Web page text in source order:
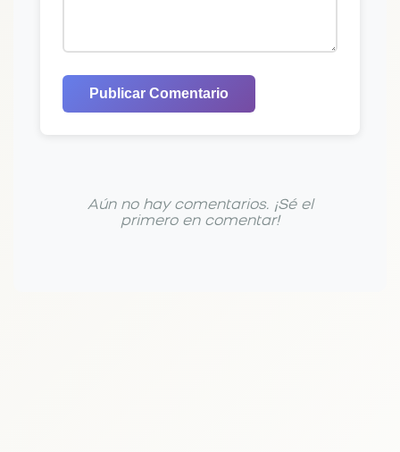
Publicar Comentario
Aún no hay comentarios. ¡Sé el
primero en comentar!